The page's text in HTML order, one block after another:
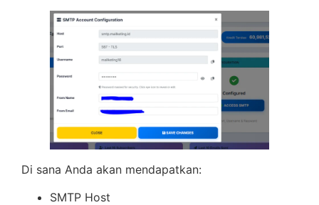
Di sana Anda akan mendapatkan:
SMTP Host